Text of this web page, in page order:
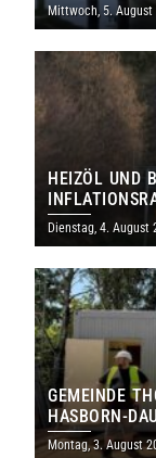
Mittwoch, 5. August
HEIZÖL UND
Dienstag, 4. August
GEMEINDE
HASBORN-
MILLIONEN
Montag, 3. August